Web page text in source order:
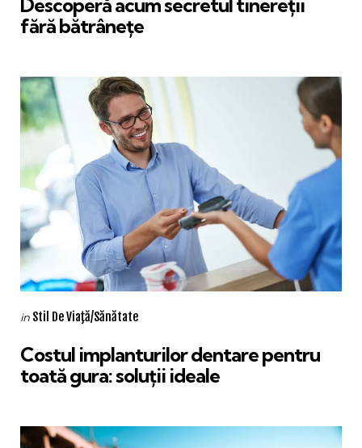
Descoperă acum secretul tinereții
fără bătrânețe
Categories
Posted
in Stil De Viaţă/Sănătate
Costul implanturilor dentare pentru
toată gura: soluții ideale